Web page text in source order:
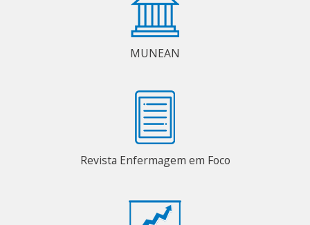
MUNEAN
Revista Enfermagem em Foco